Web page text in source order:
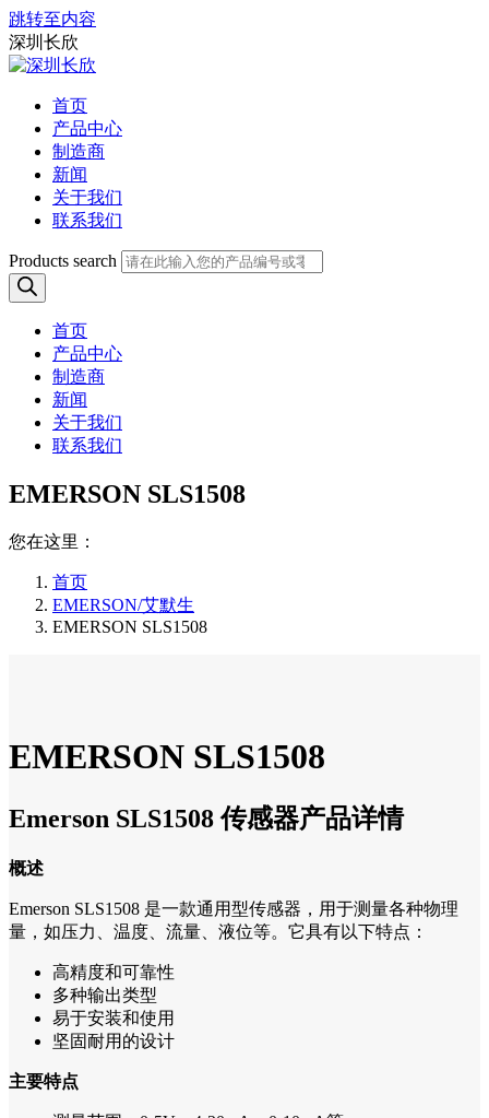
跳转至内容
深圳长欣
首页
产品中心
制造商
新闻
关于我们
联系我们
Products search
首页
产品中心
制造商
新闻
关于我们
联系我们
EMERSON SLS1508
您在这里：
首页
EMERSON/艾默生
EMERSON SLS1508
EMERSON SLS1508
Emerson SLS1508 传感器产品详情
概述
Emerson SLS1508 是一款通用型传感器，用于测量各种物理
量，如压力、温度、流量、液位等。它具有以下特点：
高精度和可靠性
多种输出类型
易于安装和使用
坚固耐用的设计
主要特点